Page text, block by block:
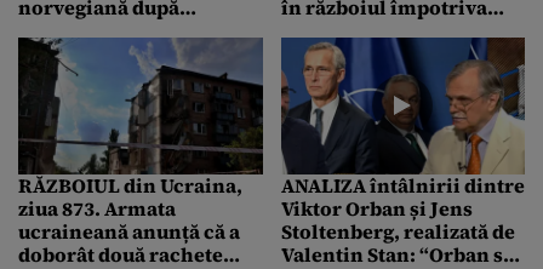
norvegiană după
de secretar general al
NATO
în războiul împotriva
RĂZBOIUL din Ucraina,
ziua 873. Armata
ucraineană anunță că a
doborât două rachete
ANALIZA întâlnirii dintre
Viktor Orban și Jens
Stoltenberg, realizată de
Valentin Stan: “Orban s-a